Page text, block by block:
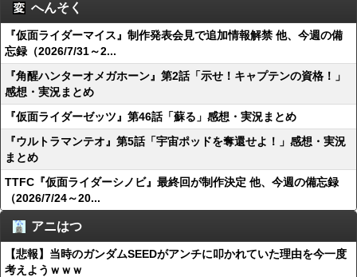
へんそく
『仮面ライダーマイス』制作発表会見で追加情報解禁 他、今週の備
忘録（2026/7/31～2...
『角醒ハンターオメガホーン』第2話「示せ！キャプテンの資格！」
感想・実況まとめ
『仮面ライダーゼッツ』第46話「蘇る」感想・実況まとめ
『ウルトラマンテオ』第5話「宇宙ポッドを奪還せよ！」感想・実況
まとめ
TTFC『仮面ライダーシノビ』最終回が制作決定 他、今週の備忘録
（2026/7/24～20...
アニはつ
【悲報】当時のガンダムSEEDがアンチに叩かれていた理由を今一度
考えようｗｗｗ